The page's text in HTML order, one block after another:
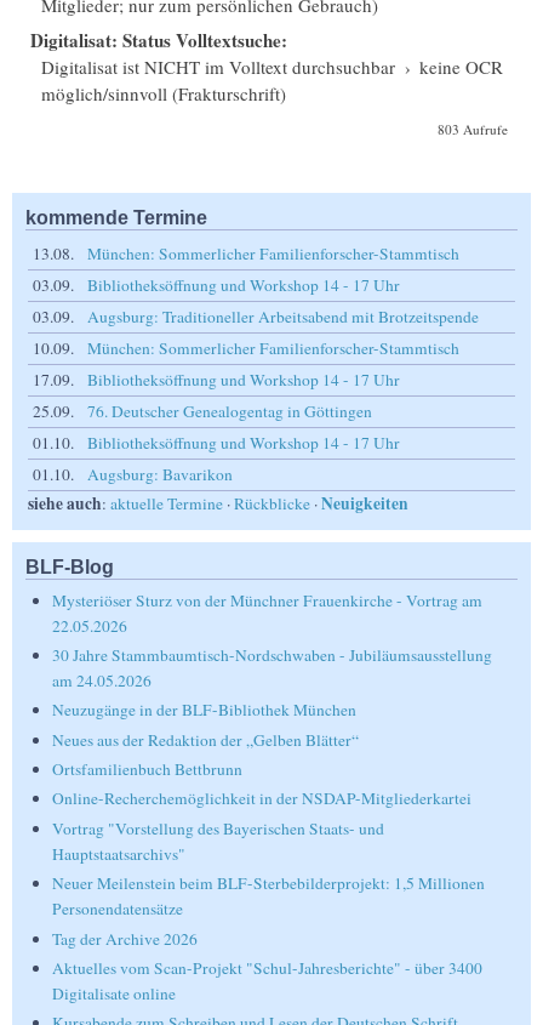
Digitalisat: Status Volltextsuche:
Digitalisat ist NICHT im Volltext durchsuchbar › keine OCR
möglich/sinnvoll (Frakturschrift)
803 Aufrufe
kommende Termine
13.08.
München: Sommerlicher Familienforscher-Stammtisch
03.09.
Bibliotheksöffnung und Workshop 14 - 17 Uhr
03.09.
Augsburg: Traditioneller Arbeitsabend mit Brotzeitspende
10.09.
München: Sommerlicher Familienforscher-Stammtisch
17.09.
Bibliotheksöffnung und Workshop 14 - 17 Uhr
25.09.
76. Deutscher Genealogentag in Göttingen
01.10.
Bibliotheksöffnung und Workshop 14 - 17 Uhr
01.10.
Augsburg: Bavarikon
siehe auch: aktuelle Termine ·Rückblicke ·Neuigkeiten
BLF-Blog
Mysteriöser Sturz von der Münchner Frauenkirche - Vortrag am
22.05.2026
30 Jahre Stammbaumtisch-Nordschwaben - Jubiläumsausstellung
am 24.05.2026
Neuzugänge in der BLF-Bibliothek München
Neues aus der Redaktion der „Gelben Blätter“
Ortsfamilienbuch Bettbrunn
Online-Recherchemöglichkeit in der NSDAP-Mitgliederkartei
Vortrag "Vorstellung des Bayerischen Staats- und
Hauptstaatsarchivs"
Neuer Meilenstein beim BLF-Sterbebilderprojekt: 1,5 Millionen
Personendatensätze
Tag der Archive 2026
Aktuelles vom Scan-Projekt "Schul-Jahresberichte" - über 3400
Digitalisate online